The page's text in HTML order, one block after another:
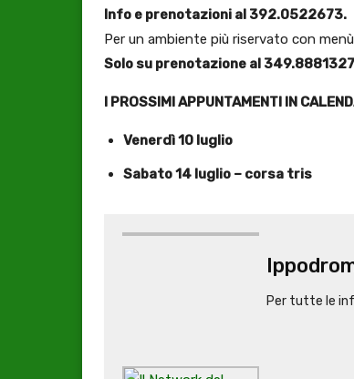
Info e prenotazioni al 392.0522673.
Per un ambiente più riservato con
Solo su prenotazione al
I PROSSIMI APPUNTAMENTI IN
Venerdì 10 luglio
Sabato 14 luglio – corsa tris
Per tutte le